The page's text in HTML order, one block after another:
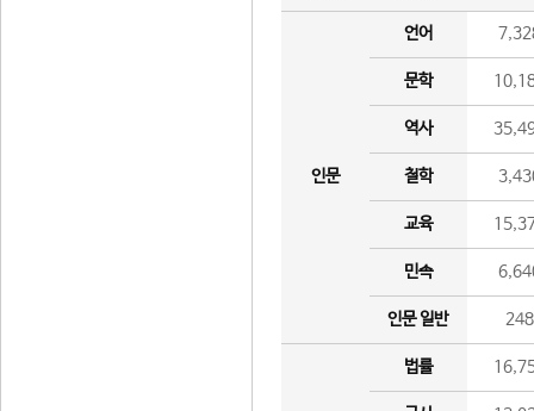
인문
언어
문학
역사
철학
교육
민속
인문 일반 248
법률